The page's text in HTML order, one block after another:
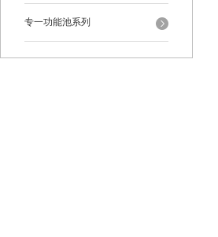
专一功能池系列